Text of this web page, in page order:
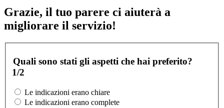
Grazie, il tuo parere ci aiuterà a
migliorare il servizio!
Quali sono stati gli aspetti che hai preferito?
1/2
Le indicazioni erano chiare
Le indicazioni erano complete